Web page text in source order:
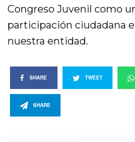
Congreso Juvenil como
participación ciudadana
nuestra entidad.
SHARE TWEET
SHARE